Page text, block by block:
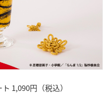
1,090円（税込）